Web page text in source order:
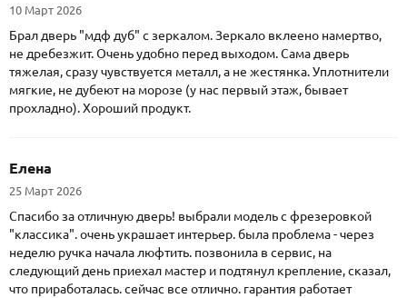
10 Март 2026
Брал дверь "мдф дуб" с зеркалом. Зеркало вклеено намертво,
не дребезжит. Очень удобно перед выходом. Сама дверь
тяжелая, сразу чувствуется металл, а не жестянка. Уплотнители
мягкие, не дубеют на морозе (у нас первый этаж, бывает
прохладно). Хороший продукт.
Елена
25 Март 2026
Спасибо за отличную дверь! выбрали модель с фрезеровкой
"классика". очень украшает интерьер. была проблема - через
неделю ручка начала люфтить. позвонила в сервис, на
следующий день приехал мастер и подтянул крепление, сказал,
что приработалась. сейчас все отлично. гарантия работает